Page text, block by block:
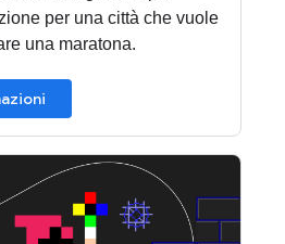
per una città che vuole
una maratona.